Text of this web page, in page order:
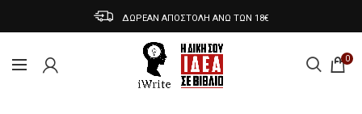
ΔΩΡΕΑΝ ΑΠΟΣΤΟΛΗ ΑΝΩ ΤΩΝ 18€
0